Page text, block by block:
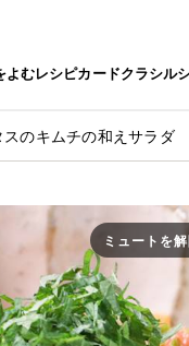
よむレシピカードクラシル
のキムチの和えサラダ
ミュートを